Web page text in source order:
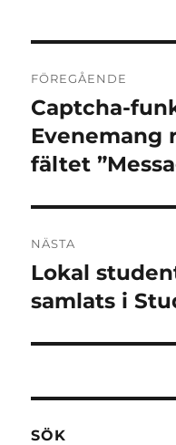
FÖREGÅENDE
Föregående
inlägg:
Captcha-
Evenemang
fältet
NÄSTA
Nästa
inlägg:
Lokal
samlats i
SÖK